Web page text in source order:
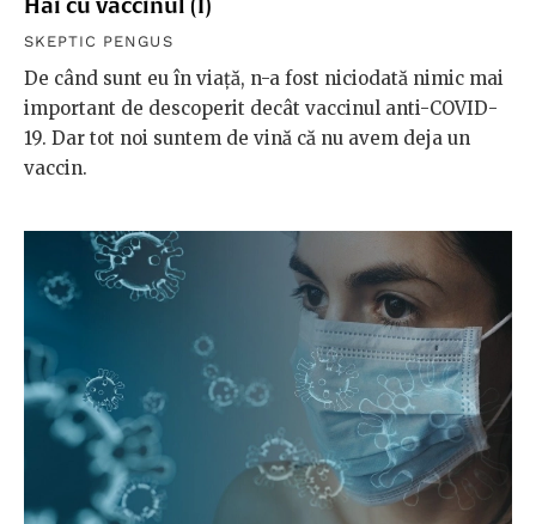
SKEPTIC PENGUS
De când sunt eu în viaţă, n-a fost niciodată nimic mai
important de descoperit decât vaccinul anti-COVID-
19. Dar tot noi suntem de vină că nu avem deja un
vaccin.